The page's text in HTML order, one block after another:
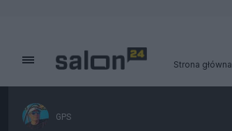
Strona główna
GPS